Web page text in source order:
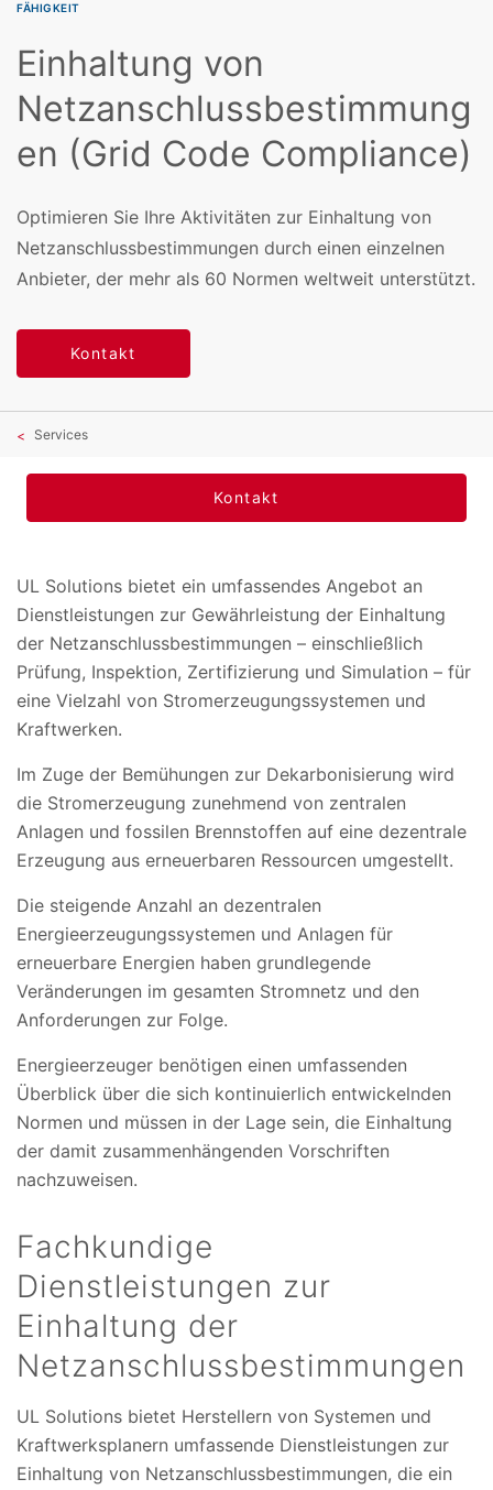
FÄHIGKEIT
Einhaltung von
Netzanschlussbestimmung
en (Grid Code Compliance)
Optimieren Sie Ihre Aktivitäten zur Einhaltung von
Netzanschlussbestimmungen durch einen einzelnen
Anbieter, der mehr als 60 Normen weltweit unterstützt.
Kontakt
Services
Kontakt
UL Solutions bietet ein umfassendes Angebot an
Dienstleistungen zur Gewährleistung der Einhaltung
der Netzanschlussbestimmungen – einschließlich
Prüfung, Inspektion, Zertifizierung und Simulation – für
eine Vielzahl von Stromerzeugungssystemen und
Kraftwerken.
Im Zuge der Bemühungen zur Dekarbonisierung wird
die Stromerzeugung zunehmend von zentralen
Anlagen und fossilen Brennstoffen auf eine dezentrale
Erzeugung aus erneuerbaren Ressourcen umgestellt.
Die steigende Anzahl an dezentralen
Energieerzeugungssystemen und Anlagen für
erneuerbare Energien haben grundlegende
Veränderungen im gesamten Stromnetz und den
Anforderungen zur Folge.
Energieerzeuger benötigen einen umfassenden
Überblick über die sich kontinuierlich entwickelnden
Normen und müssen in der Lage sein, die Einhaltung
der damit zusammenhängenden Vorschriften
nachzuweisen.
Fachkundige
Dienstleistungen zur
Einhaltung der
Netzanschlussbestimmungen
UL Solutions bietet Herstellern von Systemen und
Kraftwerksplanern umfassende Dienstleistungen zur
Einhaltung von Netzanschlussbestimmungen, die ein